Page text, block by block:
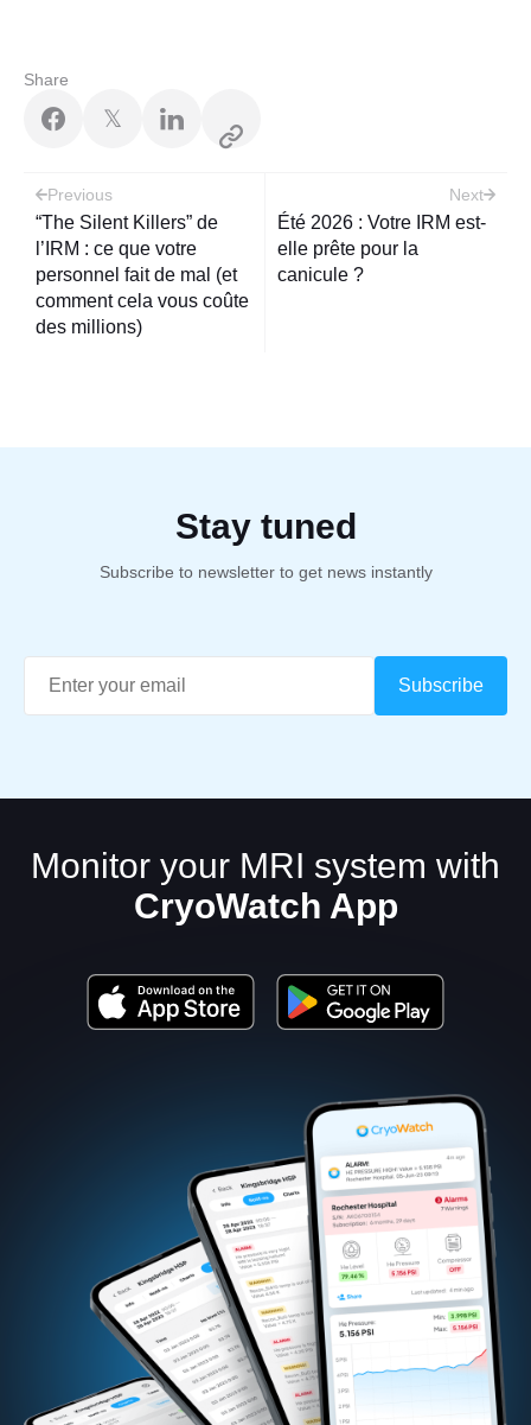
Share
𝕏
Post
navigation
Previous
“The Silent Killers” de
l’IRM : ce que votre
personnel fait de mal (et
comment cela vous coûte
des millions)
Next
Été 2026 : Votre IRM est-
elle prête pour la
canicule ?
Stay tuned
Subscribe to newsletter to get news instantly
Monitor your MRI system with
CryoWatch App